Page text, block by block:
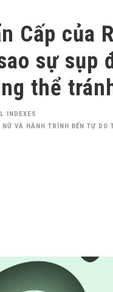
Cấp của
sự sụp
thể
INDEXES
NỮ VÀ HÀNH TRÌNH ĐẾN TỰ DO